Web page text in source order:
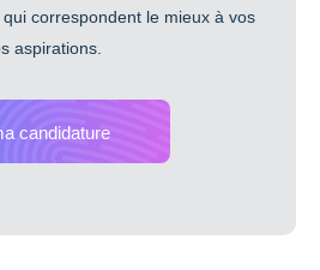
correspondent le mieux à vos
aspirations.
candidature